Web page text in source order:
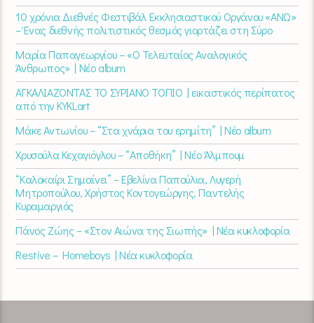
10 χρόνια Διεθνές Φεστιβάλ Εκκλησιαστικού Οργάνου «ΑΝΩ»
– Ένας διεθνής πολιτιστικός θεσμός γιορτάζει στη Σύρο​
Μαρία Παπαγεωργίου – «Ο Τελευταίος Αναλογικός
Άνθρωπος» | Νέο album
ΑΓΚΑΛΙΑΖΟΝΤΑΣ ΤΟ ΣΥΡΙΑΝΟ ΤΟΠΙΟ | εικαστικός περίπατος
από την KYKLart
Μάκε Αντωνίου – “Στα χνάρια του ερημίτη” | Νέο album
Χρυσούλα Κεχαγιόγλου – “Αποθήκη” | Νέο Άλμπουμ
“Καλοκαίρι Σημαίνει” – Εβελίνα Παπούλια, Λυγερή
Μητροπούλου, Χρήστος Κοντογεώργης, Παντελής
Κυραμαργιός
Πάνος Ζώης – «Στον Αιώνα της Σιωπής» | Νέα κυκλοφορία
Restive – Homeboys | Νέα κυκλοφορία